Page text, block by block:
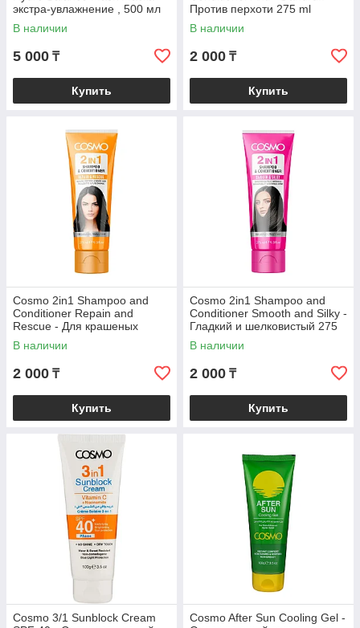
экстра-увлажнение , 500 мл
В наличии
5 000 ₸
Купить
Против перхоти 275 ml
В наличии
2 000 ₸
Купить
Cosmo 2in1 Shampoo and
Conditioner Repain and
Rescue - Для крашеных
волос 275 ml
В наличии
2 000 ₸
Купить
Cosmo 2in1 Shampoo and
Conditioner Smooth and Silky -
Гладкий и шелковистый 275
ml
В наличии
2 000 ₸
Купить
Cosmo 3/1 Sunblock Cream
Cosmo After Sun Cooling Gel -